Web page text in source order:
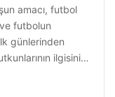
amacı, futbol
futbolun
günlerinden
ilgisini…